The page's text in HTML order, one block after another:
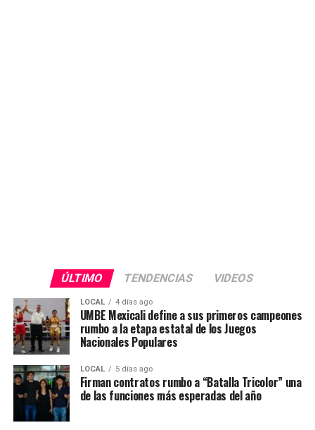
ÚLTIMO TENDENCIAS VIDEOS
LOCAL 4 días ago
UMBE Mexicali define a sus primeros campeones
rumbo a la etapa estatal de los Juegos
Nacionales Populares
LOCAL 5 días ago
Firman contratos rumbo a “Batalla Tricolor” una
de las funciones más esperadas del año